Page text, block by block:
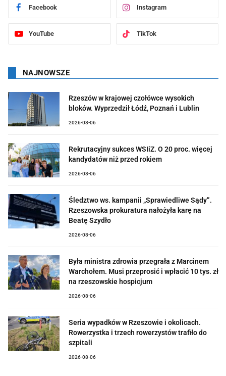
Facebook Instagram
YouTube TikTok
NAJNOWSZE
Rzeszów w krajowej czołówce wysokich
bloków. Wyprzedził Łódź, Poznań i Lublin
2026-08-06
Rekrutacyjny sukces WSIiZ. O 20 proc. więcej
kandydatów niż przed rokiem
2026-08-06
Śledztwo ws. kampanii „Sprawiedliwe Sądy”.
Rzeszowska prokuratura nałożyła karę na
Beatę Szydło
2026-08-06
Była ministra zdrowia przegrała z Marcinem
Warchołem. Musi przeprosić i wpłacić 10 tys. zł
na rzeszowskie hospicjum
2026-08-06
Seria wypadków w Rzeszowie i okolicach.
Rowerzystka i trzech rowerzystów trafiło do
szpitali
2026-08-06